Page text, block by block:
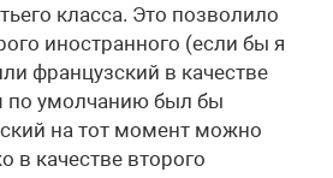
класса. Это позволило
иностранного (если бы я
французский в качестве
по умолчанию был бы
на тот момент можно
в качестве второго